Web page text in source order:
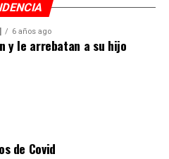
6 años ago
y le arrebatan a su hijo
de Covid